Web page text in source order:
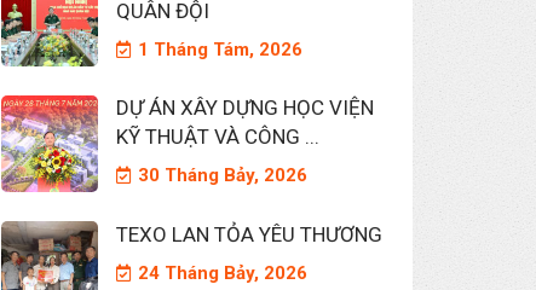
QUÂN ĐỘI
1 Tháng Tám, 2026
DỰ ÁN XÂY DỰNG HỌC VIỆN
KỸ THUẬT VÀ CÔNG ...
30 Tháng Bảy, 2026
TEXO LAN TỎA YÊU THƯƠNG
24 Tháng Bảy, 2026